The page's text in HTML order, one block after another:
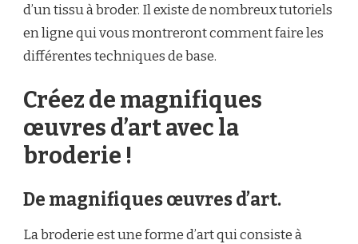
d’un tissu à broder. Il existe de nombreux tutoriels
en ligne qui vous montreront comment faire les
différentes techniques de base.
Créez de magnifiques
œuvres d’art avec la
broderie !
De magnifiques œuvres d’art.
La broderie est une forme d’art qui consiste à